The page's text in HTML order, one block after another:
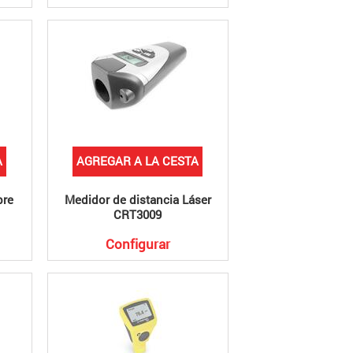
AGREGAR A LA CESTA
Medidor de distancia Láser
CRT3009
Configurar